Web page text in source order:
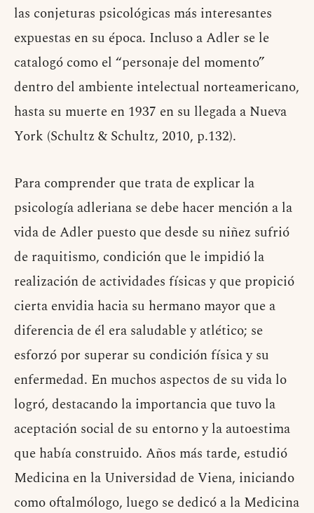
las conjeturas psicológicas más interesantes
expuestas en su época. Incluso a Adler se le
catalogó como el “personaje del momento”
dentro del ambiente intelectual norteamericano,
hasta su muerte en 1937 en su llegada a Nueva
York (Schultz & Schultz, 2010, p.132).
Para comprender que trata de explicar la
psicología adleriana se debe hacer mención a la
vida de Adler puesto que desde su niñez sufrió
de raquitismo, condición que le impidió la
realización de actividades físicas y que propició
cierta envidia hacia su hermano mayor que a
diferencia de él era saludable y atlético; se
esforzó por superar su condición física y su
enfermedad. En muchos aspectos de su vida lo
logró, destacando la importancia que tuvo la
aceptación social de su entorno y la autoestima
que había construido. Años más tarde, estudió
Medicina en la Universidad de Viena, iniciando
como oftalmólogo, luego se dedicó a la Medicina